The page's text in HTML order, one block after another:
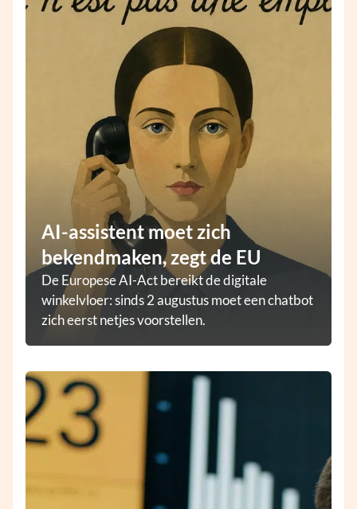
AI-assistent moet zich
bekendmaken, zegt de EU
De Europese AI-Act bereikt de digitale
winkelvloer: sinds 2 augustus moet een chatbot
zich eerst netjes voorstellen.